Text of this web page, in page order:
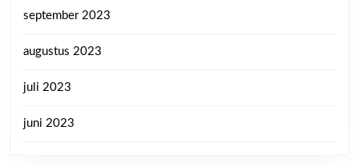
september 2023
augustus 2023
juli 2023
juni 2023